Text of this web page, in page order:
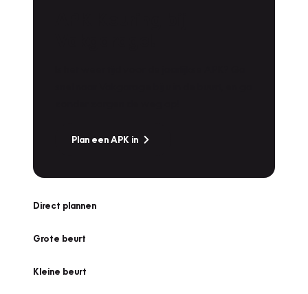
Plan een APK in
Direct plannen
Grote beurt
Kleine beurt